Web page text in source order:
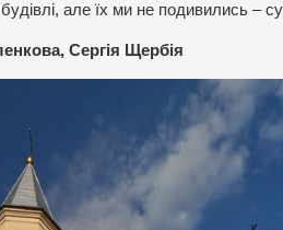
будівлі, але їх ми не подивились –
Сергія Щербія